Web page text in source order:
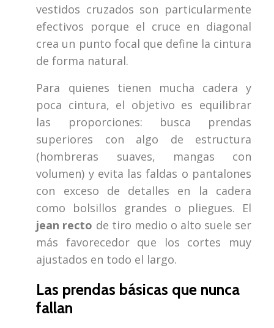
vestidos cruzados son particularmente
efectivos porque el cruce en diagonal
crea un punto focal que define la cintura
de forma natural.
Para quienes tienen mucha cadera y
poca cintura, el objetivo es equilibrar
las proporciones: busca prendas
superiores con algo de estructura
(hombreras suaves, mangas con
volumen) y evita las faldas o pantalones
con exceso de detalles en la cadera
como bolsillos grandes o pliegues. El
jean recto de tiro medio o alto suele ser
más favorecedor que los cortes muy
ajustados en todo el largo.
Las prendas básicas que nunca
fallan